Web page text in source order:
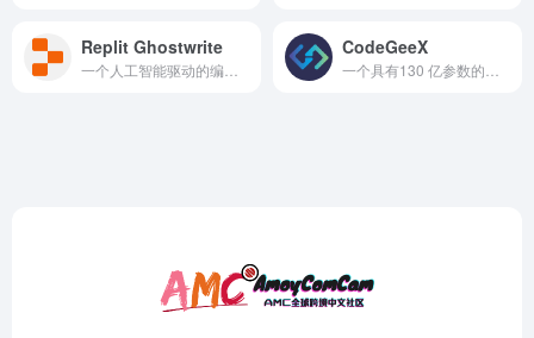
Replit Ghostwrite CodeGeeX